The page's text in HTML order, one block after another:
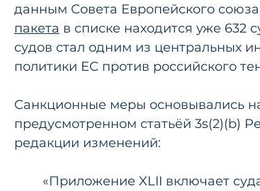
данным Совета Европейского
пакета в списке находится уже 632
судов стал одним из центральных
политики ЕС против российского
Санкционные меры основывались
предусмотренном статьёй 3s(2)(b)
редакции изменений:
«Приложение XLII включает